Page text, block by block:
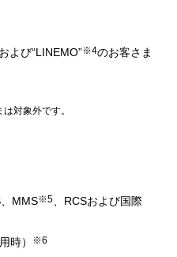
よび“LINEMO”※4のお客さま
対象外です。
MMS※5 、RCSおよび国際
時） ※6